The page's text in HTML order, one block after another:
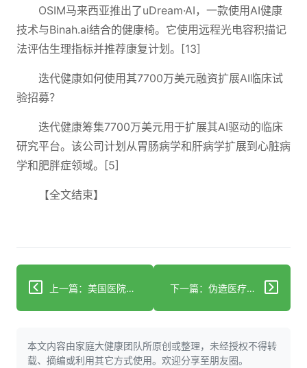
OSIM马来西亚推出了uDream·AI，一款使用AI健康
技术与Binah.ai结合的健康椅。它使用远程光电容积描记
法评估生理指标并推荐康复计划。[13]
迭代健康如何使用其7700万美元融资扩展AI临床试
验招募？
迭代健康筹集7700万美元用于扩展其AI驱动的临床
研究平台。该公司计划从胃肠病学和肝病学扩展到心脏病
学和肥胖症领域。[5]
【全文结束】
上一篇：美国医院协会与West Health Institute合作助力医疗系统扩展新技术 下一篇：伪造医疗记录可能成为保险公司面临的人工智能欺诈真正威胁：Highmark蓝十字蓝盾高管表示
本文内容由家庭大健康团队所原创或整理，未经授权不得转
载、摘编或利用其它方式使用。欢迎分享至朋友圈。